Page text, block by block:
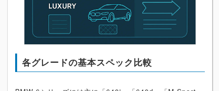
各グレードの基本スペック比較